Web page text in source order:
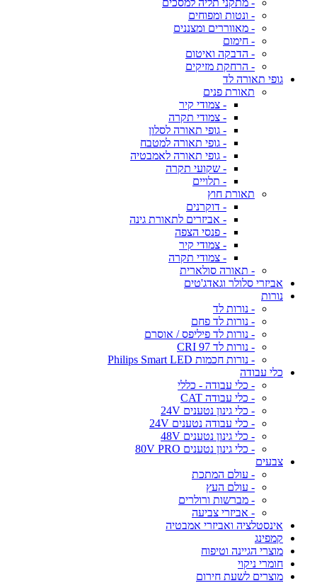
- מתקני תליה למסכים
- ונטות ומפוחים
- מאווררים ומצננים
- חימום
- הדבקה ואיטום
- הרחקת מזיקים
גופי תאורה לד
תאורת פנים
- צמודי קיר
- צמודי תקרה
- גופי תאורה לסלון
- גופי תאורה למטבח
- גופי תאורה לאמבטיה
- שקועי תקרה
- תלויים
תאורת חוץ
- דוקרנים
- אביזרים לתאורת גינה
- פנסי הצפה
- צמודי קיר
- צמודי תקרה
- תאורה סולארית
אביזרי סלולר וגאדג'טים
נורות
- נורות לד
- נורות לד פחם
- נורות לד פיליפס / אוסרם
- נורות לד CRI 97
- נורות חכמות Philips Smart LED
כלי עבודה
- כלי עבודה - כללי
- כלי עבודה CAT
- כלי גינון נטענים 24V
- כלי עבודה נטענים 24V
- כלי גינון נטענים 48V
- כלי גינון נטענים 80V PRO
צבעים
- עולם המתכת
- עולם העץ
- מברשות ורולרים
- אביזרי צביעה
אינסטלציה ואביזרי אמבטיה
קמפינג
מוצרי הגיינה וטיפוח
חומרי ניקוי
מוצרים לשעת חירום